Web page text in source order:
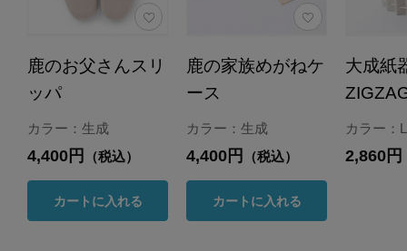
鹿のお父さんスリ
ッパ
カラー：生成
4,400円 （税込）
カートに入れる
鹿の家族めがねケ
ース
カラー：生成
4,400円 （税込）
カートに入れる
大成
カラー
2,860円